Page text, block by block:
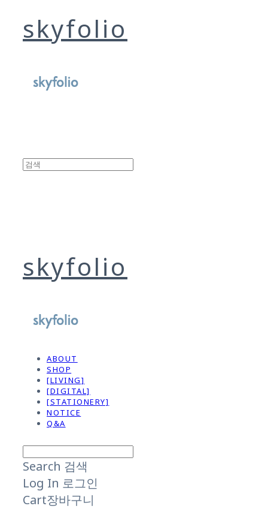
skyfolio
skyfolio
ABOUT
SHOP
[LIVING]
[DIGITAL]
[STATIONERY]
NOTICE
Q&A
Search 검색
Log In 로그인
Cart장바구니